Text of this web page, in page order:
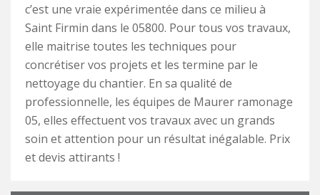
c’est une vraie expérimentée dans ce milieu à
Saint Firmin dans le 05800. Pour tous vos travaux,
elle maitrise toutes les techniques pour
concrétiser vos projets et les termine par le
nettoyage du chantier. En sa qualité de
professionnelle, les équipes de Maurer ramonage
05, elles effectuent vos travaux avec un grands
soin et attention pour un résultat inégalable. Prix
et devis attirants !